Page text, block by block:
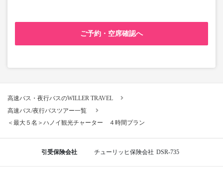
ご予約・空席確認へ
高速バス・夜行バスのWILLER TRAVEL
高速バス/夜行バスツアー一覧
＜最大５名＞ハノイ観光チャーター ４時間プラン
引受保険会社 チューリッヒ保険会社 DSR-735